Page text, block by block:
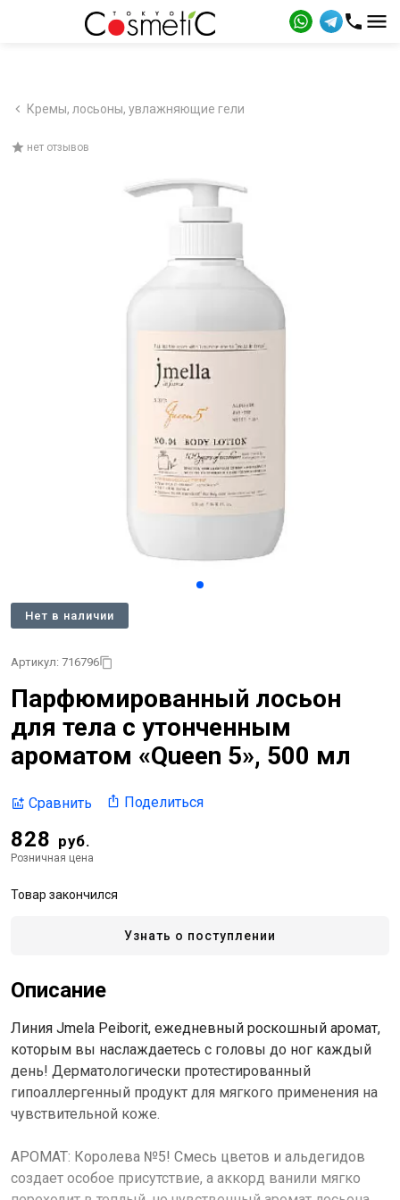
Кремы, лосьоны, увлажняющие гели
нет отзывов
Нет в наличии
Артикул: 716796
Парфюмированный лосьон
для тела с утонченным
ароматом «Queen 5», 500 мл
Сравнить Поделиться
828 руб.
Розничная цена
Товар закончился
Узнать о поступлении
Описание
Линия Jmela Peiborit, ежедневный роскошный аромат,
которым вы наслаждаетесь с головы до ног каждый
день! Дерматологически протестированный
гипоаллергенный продукт для мягкого применения на
чувствительной коже.
АРОМАТ: Королева №5! Смесь цветов и альдегидов
создает особое присутствие, а аккорд ванили мягко